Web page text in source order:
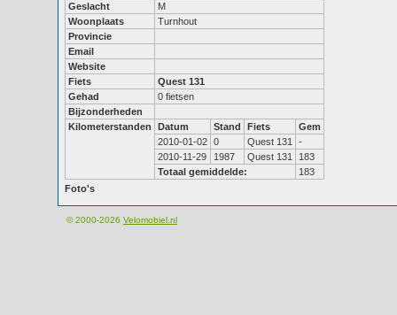
Geslacht
M
Woonplaats
Turnhout
Provincie
Email
Website
Fiets
Quest 131
Gehad
0 fietsen
Bijzonderheden
Kilometerstanden
Datum Stand Fiets
Gem
2010-01-02 0 Quest 131
-
2010-11-29
1987 Quest 131
183
Totaal gemiddelde:
183
Foto's
© 2000-2026 Velomobiel.nl